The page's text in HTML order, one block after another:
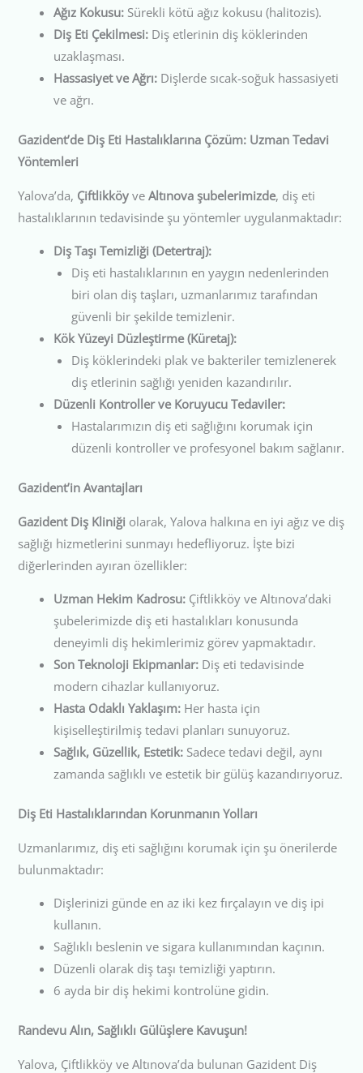
Ağız Kokusu: Sürekli kötü ağız kokusu (halitozis).
Diş Eti Çekilmesi: Diş etlerinin diş köklerinden
uzaklaşması.
Hassasiyet ve Ağrı: Dişlerde sıcak-soğuk hassasiyeti
ve ağrı.
Gazident’de Diş Eti Hastalıklarına Çözüm: Uzman Tedavi
Yöntemleri
Yalova’da, Çiftlikköy veAltınova şubelerimizde, diş eti
hastalıklarının tedavisinde şu yöntemler uygulanmaktadır:
Diş Taşı Temizliği (Detertraj):
Diş eti hastalıklarının en yaygın nedenlerinden
biri olan diş taşları, uzmanlarımız tarafından
güvenli bir şekilde temizlenir.
Kök Yüzeyi Düzleştirme (Küretaj):
Diş köklerindeki plak ve bakteriler temizlenerek
diş etlerinin sağlığı yeniden kazandırılır.
Düzenli Kontroller ve Koruyucu Tedaviler:
Hastalarımızın diş eti sağlığını korumak için
düzenli kontroller ve profesyonel bakım sağlanır.
Gazident’in Avantajları
Gazident Diş Kliniği olarak, Yalova halkına en iyi ağız ve diş
sağlığı hizmetlerini sunmayı hedefliyoruz. İşte bizi
diğerlerinden ayıran özellikler:
Uzman Hekim Kadrosu: Çiftlikköy ve Altınova’daki
şubelerimizde diş eti hastalıkları konusunda
deneyimli diş hekimlerimiz görev yapmaktadır.
Son Teknoloji Ekipmanlar: Diş eti tedavisinde
modern cihazlar kullanıyoruz.
Hasta Odaklı Yaklaşım: Her hasta için
kişiselleştirilmiş tedavi planları sunuyoruz.
Sağlık, Güzellik, Estetik: Sadece tedavi değil, aynı
zamanda sağlıklı ve estetik bir gülüş kazandırıyoruz.
Diş Eti Hastalıklarından Korunmanın Yolları
Uzmanlarımız, diş eti sağlığını korumak için şu önerilerde
bulunmaktadır:
Dişlerinizi günde en az iki kez fırçalayın ve diş ipi
kullanın.
Sağlıklı beslenin ve sigara kullanımından kaçının.
Düzenli olarak diş taşı temizliği yaptırın.
6 ayda bir diş hekimi kontrolüne gidin.
Randevu Alın, Sağlıklı Gülüşlere Kavuşun!
Yalova, Çiftlikköy ve Altınova’da bulunan Gazident Diş